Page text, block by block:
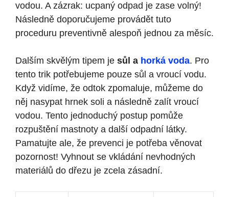
vodou. A zázrak: ucpaný odpad je zase volný!
Následně doporučujeme provádět tuto
proceduru preventivně alespoň jednou za měsíc.
Dalším skvělým tipem je sůl a horká voda. Pro
tento trik potřebujeme pouze sůl a vroucí vodu.
Když vidíme, že odtok zpomaluje, můžeme do
něj nasypat hrnek soli a následně zalít vroucí
vodou. Tento jednoduchý postup pomůže
rozpuštění mastnoty a další odpadní látky.
Pamatujte ale, že prevenci je potřeba věnovat
pozornost! Vyhnout se vkládání nevhodných
materiálů do dřezu je zcela zásadní.